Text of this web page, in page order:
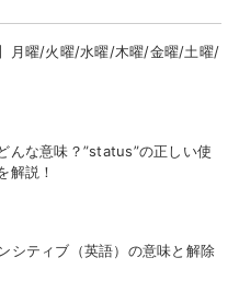
月曜/火曜/水曜/木曜/金曜/土曜/
んな意味？”status”の正しい使
解説！
シティブ（英語）の意味と解除